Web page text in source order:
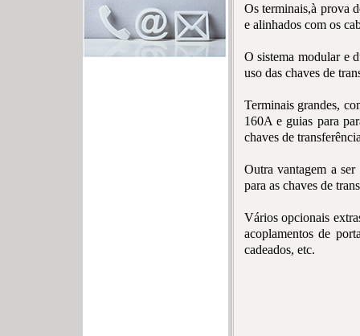
Os terminais,à prova
e alinhados com os
O sistema modular e
uso das chaves de
Terminais grandes,
160A e guias para
chaves de
Outra vantagem a
para as chaves de
Vários opcionais
acoplamentos de
cadeados, etc.